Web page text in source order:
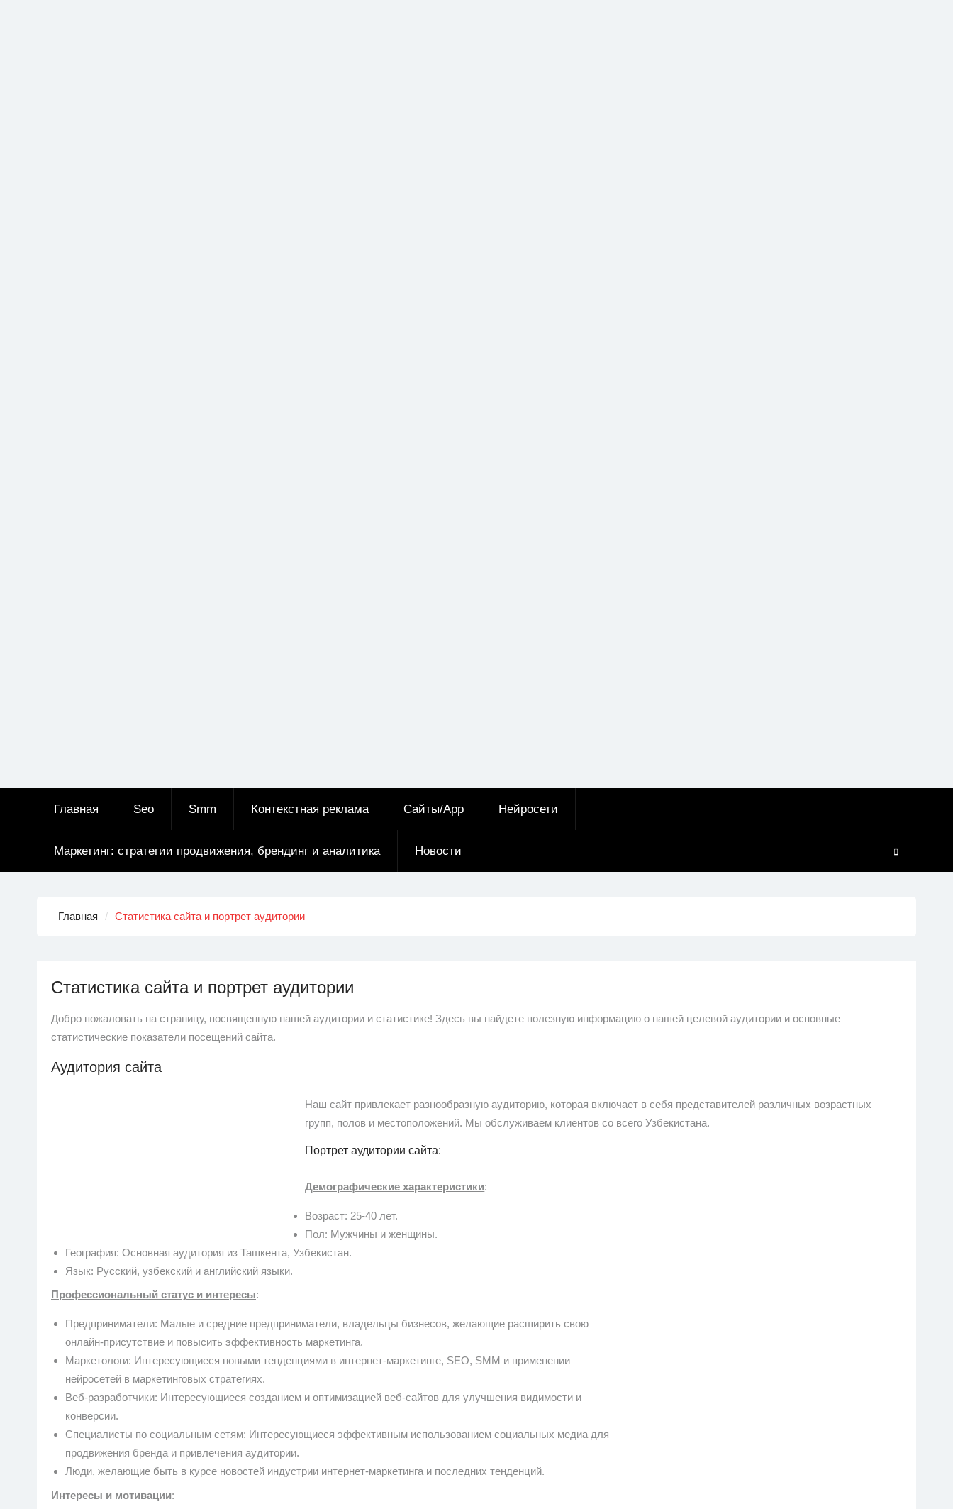
Главная Seo Smm Контекстная реклама Сайты/App Нейросети
Маркетинг: стратегии продвижения, брендинг и аналитика Новости
Главная Статистика сайта и портрет аудитории
Статистика сайта и портрет аудитории
Добро пожаловать на страницу, посвященную нашей аудитории и статистике! Здесь вы найдете полезную информацию о нашей целевой аудитории и основные
статистические показатели посещений сайта.
Аудитория сайта
Наш сайт привлекает разнообразную аудиторию, которая включает в себя представителей различных возрастных
групп, полов и местоположений. Мы обслуживаем клиентов со всего Узбекистана.
Портрет аудитории сайта:
Демографические характеристики:
Возраст: 25-40 лет.
Пол: Мужчины и женщины.
География: Основная аудитория из Ташкента, Узбекистан.
Язык: Русский, узбекский и английский языки.
Профессиональный статус и интересы:
Предприниматели: Малые и средние предприниматели, владельцы бизнесов, желающие расширить свою
онлайн-присутствие и повысить эффективность маркетинга.
Маркетологи: Интересующиеся новыми тенденциями в интернет-маркетинге, SEO, SMM и применении
нейросетей в маркетинговых стратегиях.
Веб-разработчики: Интересующиеся созданием и оптимизацией веб-сайтов для улучшения видимости и
конверсии.
Специалисты по социальным сетям: Интересующиеся эффективным использованием социальных медиа для
продвижения бренда и привлечения аудитории.
Люди, желающие быть в курсе новостей индустрии интернет-маркетинга и последних тенденций.
Интересы и мотивации: